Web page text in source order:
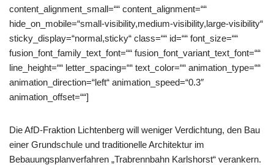
content_alignment_small=““ content_alignment=““
hide_on_mobile=“small-visibility,medium-visibility,large-visibility“
sticky_display=“normal,sticky“ class=““ id=““ font_size=““
fusion_font_family_text_font=““ fusion_font_variant_text_font=““
line_height=““ letter_spacing=““ text_color=““ animation_type=““
animation_direction=“left“ animation_speed=“0.3″
animation_offset=““]
Die AfD-Fraktion Lichtenberg will weniger Verdichtung, den Bau
einer Grundschule und traditionelle Architektur im
Bebauungsplanverfahren „Trabrennbahn Karlshorst“ verankern.